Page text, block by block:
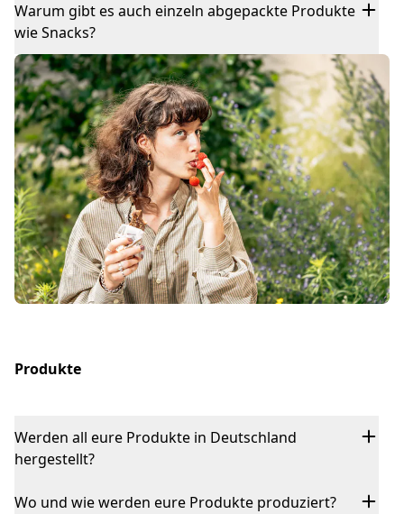
Warum gibt es auch einzeln abgepackte Produkte
wie Snacks?
Produkte
Werden all eure Produkte in Deutschland
hergestellt?
Wo und wie werden eure Produkte produziert?